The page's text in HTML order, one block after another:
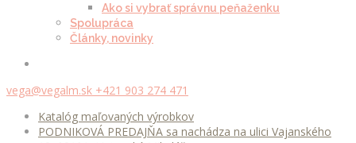
Ako si vybrať správnu peňaženku
Spolupráca
Články, novinky
vega@vegalm.sk +421 903 274 471
Katalóg maľovaných výrobkov
PODNIKOVÁ PREDAJŇA sa nachádza na ulici Vajanského